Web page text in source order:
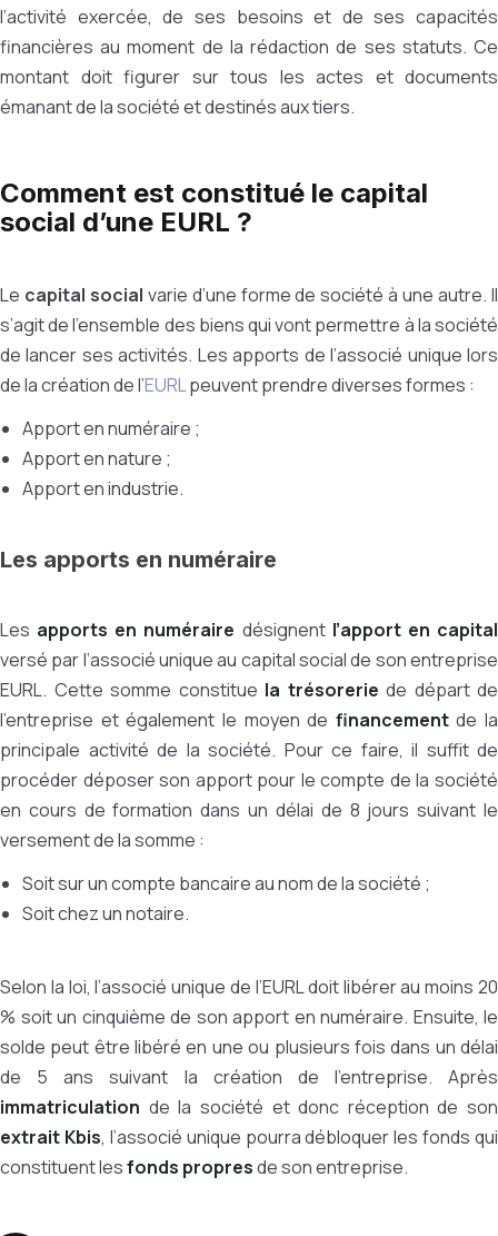
l’activité exercée, de ses besoins et de ses capacités
financières au moment de la rédaction de ses statuts. Ce
montant doit figurer sur tous les actes et documents
émanant de la société et destinés aux tiers.
Comment est constitué le capital
social d’une EURL ?
Le capital social varie d’une forme de société à une autre. Il
s’agit de l’ensemble des biens qui vont permettre à la société
de lancer ses activités. Les apports de l’associé unique lors
de la création de l’EURLpeuvent prendre diverses formes :
Apport en numéraire ;
Apport en nature ;
Apport en industrie.
Les apports en numéraire
Les apports en numéraire désignent l’apport en capital
versé par l’associé unique au capital social de son entreprise
EURL. Cette somme constitue la trésorerie de départ de
l’entreprise et également le moyen de financementde la
principale activité de la société. Pour ce faire, il suffit de
procéder déposer son apport pour le compte de la société
en cours de formation dans un délai de 8 jours suivant le
versement de la somme :
Soit sur un compte bancaire au nom de la société ;
Soit chez un notaire.
Selon la loi, l’associé unique de l’EURL doit libérer au moins 20
% soit un cinquième de son apport en numéraire. Ensuite, le
solde peut être libéré en une ou plusieurs fois dans un délai
de 5 ans suivant la création de l’entreprise. Après
immatriculation de la société et donc réception de son
extrait Kbis, l’associé unique pourra débloquer les fonds qui
constituent lesfonds propresde son entreprise.